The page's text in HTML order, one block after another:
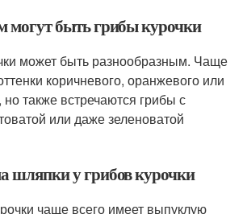
могут быть грибы курочки
может быть разнообразным. Чаще
коричневого, оранжевого или
но также встречаются грибы с
или даже зеленоватой
шляпки у грибов курочки
чаще всего имеет выпуклую